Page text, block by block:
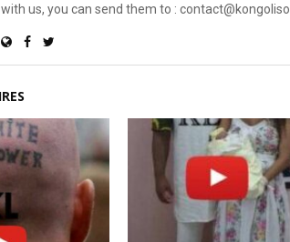
with us, you can send them to :